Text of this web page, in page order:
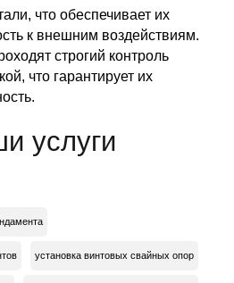
что обеспечивает их
к внешним воздействиям.
строгий контроль
что гарантирует их
услуги
установка винтовых свайных опор